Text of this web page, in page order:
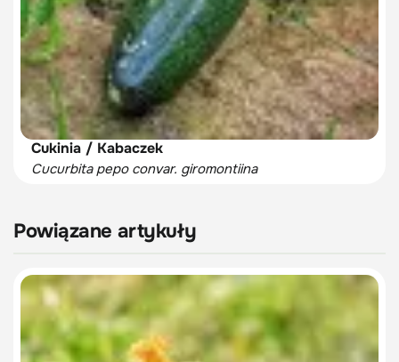
Cukinia / Kabaczek
Cucurbita pepo convar. giromontiina
Powiązane artykuły